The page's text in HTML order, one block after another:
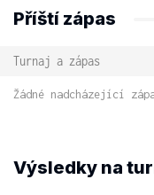
Příští zápas
Turnaj a zápas
Žádné nadcházející
Výsledky na